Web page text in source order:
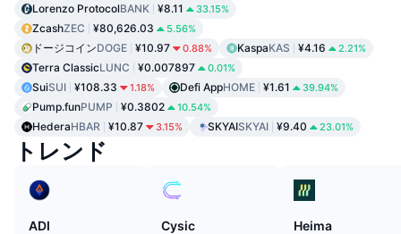
Lorenzo ProtocolBANK ¥8.11 33.15%
ZcashZEC ¥80,626.03 5.56%
ドージコインDOGE ¥10.97 0.88% KaspaKAS ¥4.16 2.21%
Terra ClassicLUNC ¥0.007897 0.01%
SuiSUI ¥108.33 1.18% Defi AppHOME ¥1.61 39.94%
Pump.funPUMP ¥0.3802 10.54%
HederaHBAR ¥10.87 3.15% SKYAISKYAI ¥9.40 23.01%
トレンド
ADI
Cysic
Heima